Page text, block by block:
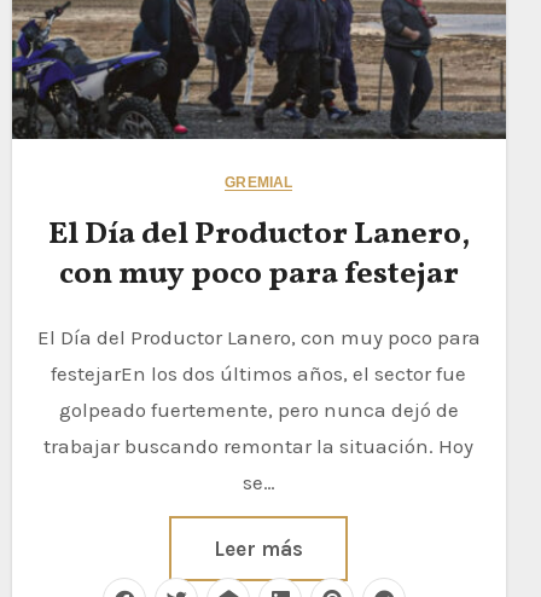
GREMIAL
El Día del Productor Lanero,
con muy poco para festejar
El Día del Productor Lanero, con muy poco para
festejarEn los dos últimos años, el sector fue
golpeado fuertemente, pero nunca dejó de
trabajar buscando remontar la situación. Hoy
se…
Leer más